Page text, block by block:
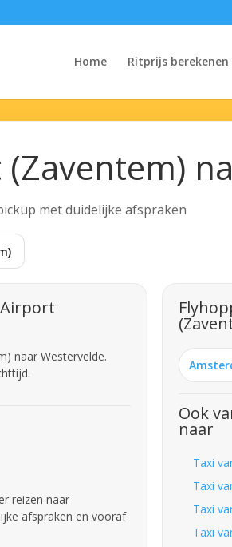
Home Ritprijs berekenen
met duidelijke afspraken
naar Westervelde.
reizen naar
afspraken en vooraf
Ook
naar
Taxi
Taxi
Taxi
Taxi